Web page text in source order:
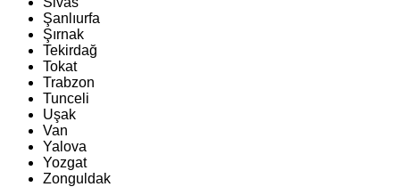
Şanlıurfa
Şırnak
Tekirdağ
Tokat
Trabzon
Tunceli
Uşak
Van
Yalova
Yozgat
Zonguldak